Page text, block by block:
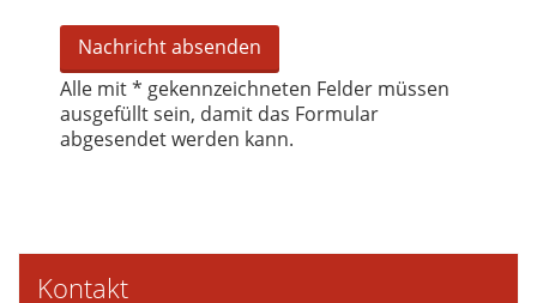
Alle mit* gekennzeichneten Felder müssen
ausgefüllt sein, damit das Formular
abgesendet werden kann.
Kontakt